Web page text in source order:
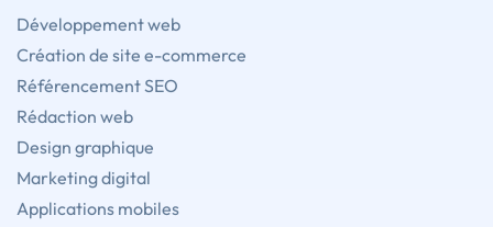
Développement web
Création de site e-commerce
Référencement SEO
Rédaction web
Design graphique
Marketing digital
Applications mobiles